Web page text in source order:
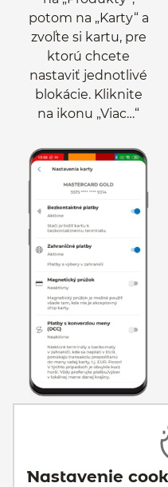
potom na „Karty“ a
zvoľte si kartu, pre
ktorú chcete
nastaviť jednotlivé
blokácie. Kliknite
na ikonu „Viac…“
môžete príslušnú